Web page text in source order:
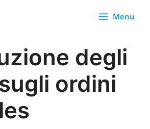
Menu
degli
ordini